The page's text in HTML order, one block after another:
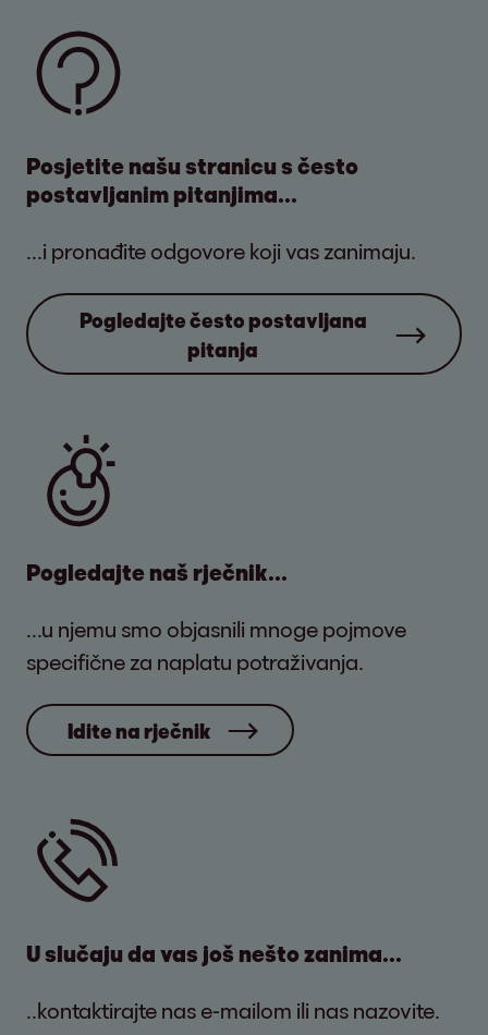
Posjetite našu stranicu s često
postavljanim pitanjima...
...i pronađite odgovore koji vas zanimaju.
Pogledajte često postavljana
pitanja
Pogledajte naš rječnik...
...u njemu smo objasnili mnoge pojmove
specifične za naplatu potraživanja.
Idite na rječnik
U slučaju da vas još nešto zanima...
..kontaktirajte nas e-mailom ili nas nazovite.